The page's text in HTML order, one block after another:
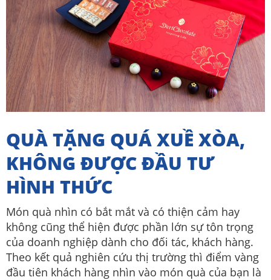
QUÀ TẶNG QUÁ XUỀ XÒA,
KHÔNG ĐƯỢC ĐẦU TƯ
HÌNH THỨC
Món quà nhìn có bắt mắt và có thiện cảm hay
không cũng thể hiện được phần lớn sự tôn trọng
của doanh nghiệp dành cho đối tác, khách hàng.
Theo kết quả nghiên cứu thị trường thì điểm vàng
đầu tiên khách hàng nhìn vào món quà của bạn là